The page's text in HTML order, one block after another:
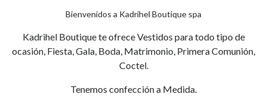
Bienvenidos a Kadrihel Boutique spa
Kadrihel Boutique te ofrece Vestidos para todo tipo de
ocasión, Fiesta, Gala, Boda, Matrimonio, Primera Comunión,
Coctel.
Tenemos confección a Medida.